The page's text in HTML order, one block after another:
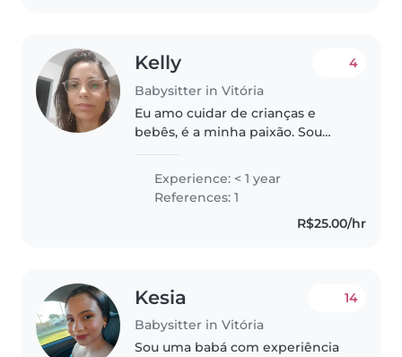
Kelly
Babysitter in Vitória
4
Eu amo cuidar de crianças e
bebês, é a minha paixão. Sou
tenho experiência como babá,
mas tenho dois filhos que são
Experience: < 1 year
References: 1
R$25.00/hr
Kesia
Babysitter in Vitória
14
Sou uma babá com experiência